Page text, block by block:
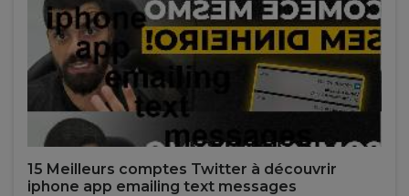
15 Meilleurs comptes Twitter à découvrir
iphone app emailing text messages